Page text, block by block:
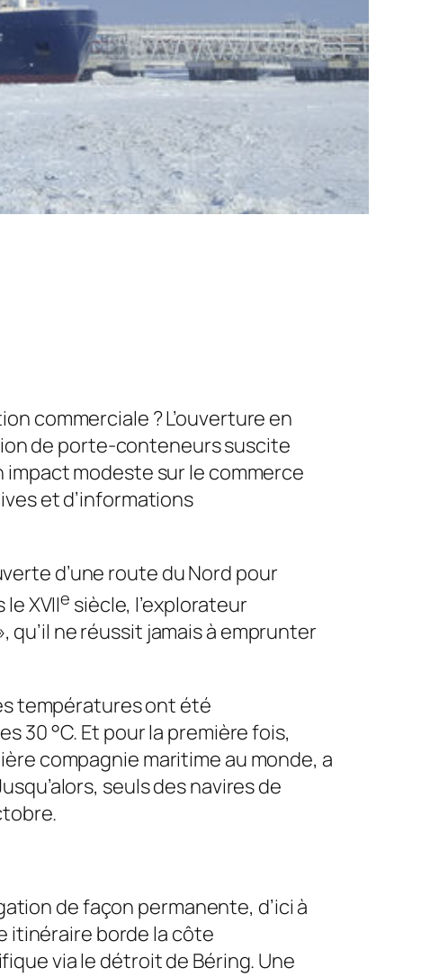
commerciale ? L’ouverture en
de porte-conteneurs suscite
impact modeste sur le commerce
et d’informations
d’une route du Nord pour
XVIIe siècle, l’explorateur
, qu’il ne réussit jamais à emprunter
températures ont été
30 °C. Et pour la première fois,
compagnie maritime au monde, a
seuls des navires de
de façon permanente, d’ici à
itinéraire borde la côte
via le détroit de Béring. Une